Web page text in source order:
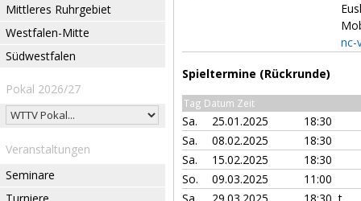
Mittleres Ruhrgebiet
Westfalen-Mitte
Südwestfalen
Pokal 2026/27
Veranstaltungen
Seminare
nc-
Spieltermine (Rückrunde)
Tag Datum Zeit
Sa. 25.01.2025
18:30
Sa.
08.02.2025
18:30
Sa.
15.02.2025
18:30
So.
09.03.2025
11:00